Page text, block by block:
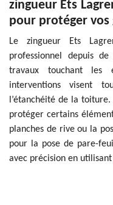
zingueur Ets
pour protéger
Le zingueur Ets
professionnel depuis
travaux touchant les
interventions visent
l’étanchéité de la
protéger certains
planches de rive ou la
pour la pose de pare-
avec précision en